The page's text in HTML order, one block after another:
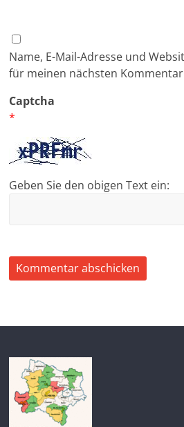
Name, E-Mail-Adresse und
für meinen nächsten
Captcha
*
Geben Sie den obigen Text ein: